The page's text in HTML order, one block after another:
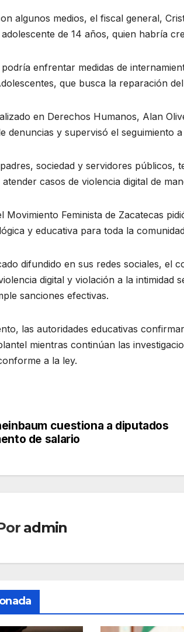
algunos medios, el fiscal general,
de 14 años, quien habría
enfrentar medidas de
que busca la reparación
en Derechos Humanos, Alan
denuncias y supervisó el seguimiento
sociedad y servidores públicos,
casos de violencia digital de
Movimiento Feminista de Zacatecas
y educativa para toda la
difundido en sus redes sociales, el
digital y violación a la intimidad
sanciones efectivas.
las autoridades educativas
mientras continúan las
a la ley.
cuestiona a diputados
de salario
admin